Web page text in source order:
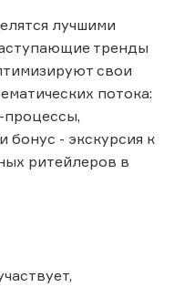
лучшими
тренды
свои
потока:
процессы,
бонус - экскурсия к
ритейлеров в